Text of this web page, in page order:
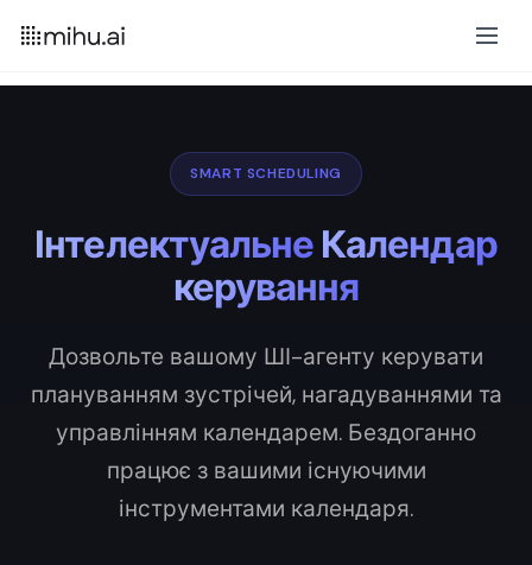
SMART SCHEDULING
ІнтелектуальнеКалендар
керування
Дозвольте вашому ШІ-агенту керувати
плануванням зустрічей, нагадуваннями та
управлінням календарем. Бездоганно
працює з вашими існуючими
інструментами календаря.